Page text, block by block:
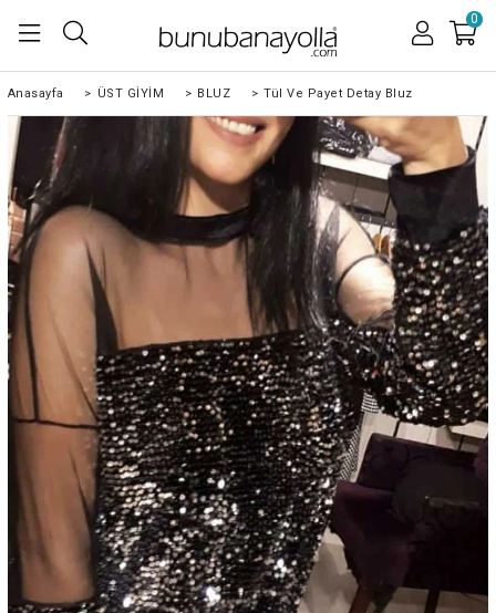
0
Anasayfa > ÜST GİYİM > BLUZ > Tül Ve Payet Detay Bluz